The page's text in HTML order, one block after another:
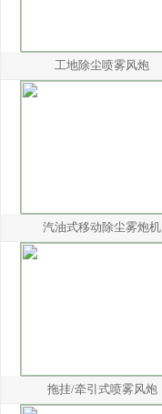
工地除尘喷雾风炮
汽油式移动除尘雾炮机
拖挂/牵引式喷雾风炮